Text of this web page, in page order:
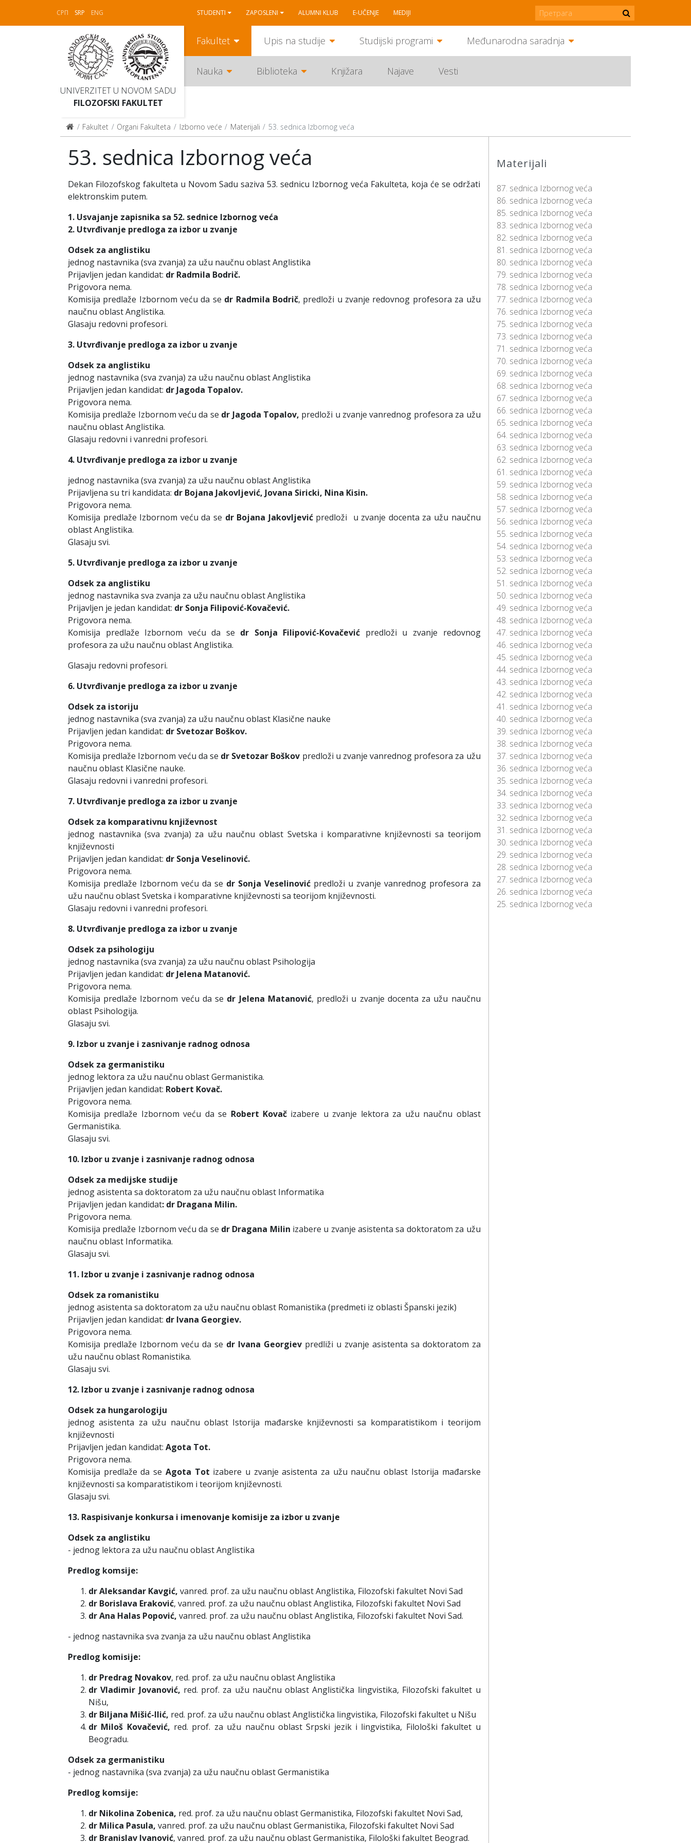
СРП SRP ENG STUDENTI ZAPOSLENI ALUMNI KLUB E-UČENJE MEDIJI
UNIVERZITET U NOVOM SADU
FILOZOFSKI FAKULTET
Fakultet Upis na studije Studijski programi Međunarodna saradnja
Nauka Biblioteka Knjižara Najave Vesti
Fakultet Organi Fakulteta Izborno veće Materijali 53. sednica Izbornog veća
Materijali
87. sednica Izbornog veća
86. sednica Izbornog veća
85. sednica Izbornog veća
83. sednica Izbornog veća
82. sednica Izbornog veća
81. sednica Izbornog veća
80. sednica Izbornog veća
79. sednica Izbornog veća
78. sednica Izbornog veća
77. sednica Izbornog veća
76. sednica Izbornog veća
75. sednica Izbornog veća
73. sednica Izbornog veća
71. sednica Izbornog veća
70. sednica Izbornog veća
69. sednica Izbornog veća
68. sednica Izbornog veća
67. sednica Izbornog veća
66. sednica Izbornog veća
65. sednica Izbornog veća
64. sednica Izbornog veća
63. sednica Izbornog veća
62. sednica Izbornog veća
61. sednica Izbornog veća
59. sednica Izbornog veća
58. sednica Izbornog veća
57. sednica Izbornog veća
56. sednica Izbornog veća
55. sednica Izbornog veća
54. sednica Izbornog veća
53. sednica Izbornog veća
52. sednica Izbornog veća
51. sednica Izbornog veća
50. sednica Izbornog veća
49. sednica Izbornog veća
48. sednica Izbornog veća
47. sednica Izbornog veća
46. sednica Izbornog veća
45. sednica Izbornog veća
44. sednica Izbornog veća
43. sednica Izbornog veća
42. sednica Izbornog veća
41. sednica Izbornog veća
40. sednica Izbornog veća
39. sednica Izbornog veća
38. sednica Izbornog veća
37. sednica Izbornog veća
36. sednica Izbornog veća
35. sednica Izbornog veća
34. sednica Izbornog veća
33. sednica Izbornog veća
32. sednica Izbornog veća
31. sednica Izbornog veća
30. sednica Izbornog veća
29. sednica Izbornog veća
28. sednica Izbornog veća
27. sednica Izbornog veća
26. sednica Izbornog veća
25. sednica Izbornog veća
53. sednica Izbornog veća
Dekan Filozofskog fakulteta u Novom Sadu saziva 53. sednicu Izbornog veća Fakulteta, koja će se održati
elektronskim putem.
1. Usvajanje zapisnika sa 52. sednice Izbornog veća
2. Utvrđivanje predloga za izbor u zvanje
Odsek za anglistiku
jednog nastavnika (sva zvanja) za užu naučnu oblast Anglistika
Prijavljen jedan kandidat: dr Radmila Bodrič.
Prigovora nema.
Komisija predlaže Izbornom veću da se dr Radmila Bodrič, predloži u zvanje redovnog profesora za užu
naučnu oblast Anglistika.
Glasaju redovni profesori.
3. Utvrđivanje predloga za izbor u zvanje
Odsek za anglistiku
jednog nastavnika (sva zvanja) za užu naučnu oblast Anglistika
Prijavljen jedan kandidat: dr Jagoda Topalov.
Prigovora nema.
Komisija predlaže Izbornom veću da se dr Jagoda Topalov, predloži u zvanje vanrednog profesora za užu
naučnu oblast Anglistika.
Glasaju redovni i vanredni profesori.
4. Utvrđivanje predloga za izbor u zvanje
jednog nastavnika (sva zvanja) za užu naučnu oblast Anglistika
Prijavljena su tri kandidata: dr Bojana Jakovljević, Jovana Siricki, Nina Kisin.
Prigovora nema.
Komisija predlaže Izbornom veću da se dr Bojana Jakovljevićpredloži u zvanje docenta za užu naučnu
oblast Anglistika.
Glasaju svi.
5. Utvrđivanje predloga za izbor u zvanje
Odsek za anglistiku
jednog nastavnika sva zvanja za užu naučnu oblast Anglistika
Prijavljen je jedan kandidat: dr Sonja Filipović-Kovačević.
Prigovora nema.
Komisija predlaže Izbornom veću da se dr Sonja Filipović-Kovačević predloži u zvanje redovnog
profesora za užu naučnu oblast Anglistika.
Glasaju redovni profesori.
6. Utvrđivanje predloga za izbor u zvanje
Odsek za istoriju
jednog nastavnika (sva zvanja) za užu naučnu oblast Klasične nauke
Prijavljen jedan kandidat: dr Svetozar Boškov.
Prigovora nema.
Komisija predlaže Izbornom veću da se dr Svetozar Boškov predloži u zvanje vanrednog profesora za užu
naučnu oblast Klasične nauke.
Glasaju redovni i vanredni profesori.
7. Utvrđivanje predloga za izbor u zvanje
Odsek za komparativnu književnost
jednog nastavnika (sva zvanja) za užu naučnu oblast Svetska i komparativne književnosti sa teorijom
književnosti
Prijavljen jedan kandidat: dr Sonja Veselinović.
Prigovora nema.
Komisija predlaže Izbornom veću da se dr Sonja Veselinović predloži u zvanje vanrednog profesora za
užu naučnu oblast Svetska i komparativne književnosti sa teorijom književnosti.
Glasaju redovni i vanredni profesori.
8. Utvrđivanje predloga za izbor u zvanje
Odsek za psihologiju
jednog nastavnika (sva zvanja) za užu naučnu oblast Psihologija
Prijavljen jedan kandidat: dr Jelena Matanović.
Prigovora nema.
Komisija predlaže Izbornom veću da se dr Jelena Matanović, predloži u zvanje docenta za užu naučnu
oblast Psihologija.
Glasaju svi.
9. Izbor u zvanje i zasnivanje radnog odnosa
Odsek za germanistiku
jednog lektora za užu naučnu oblast Germanistika.
Prijavljen jedan kandidat: Robert Kovač.
Prigovora nema.
Komisija predlaže Izbornom veću da se Robert Kovač izabere u zvanje lektora za užu naučnu oblast
Germanistika.
Glasaju svi.
10. Izbor u zvanje i zasnivanje radnog odnosa
Odsek za medijske studije
jednog asistenta sa doktoratom za užu naučnu oblast Informatika
Prijavljen jedan kandidat: dr Dragana Milin.
Prigovora nema.
Komisija predlaže Izbornom veću da se dr Dragana Milin izabere u zvanje asistenta sa doktoratom za užu
naučnu oblast Informatika.
Glasaju svi.
11. Izbor u zvanje i zasnivanje radnog odnosa
Odsek za romanistiku
jednog asistenta sa doktoratom za užu naučnu oblast Romanistika (predmeti iz oblasti Španski jezik)
Prijavljen jedan kandidat: dr Ivana Georgiev.
Prigovora nema.
Komisija predlaže Izbornom veću da se dr Ivana Georgievpredliži u zvanje asistenta sa doktoratom za
užu naučnu oblast Romanistika.
Glasaju svi.
12. Izbor u zvanje i zasnivanje radnog odnosa
Odsek za hungarologiju
jednog asistenta za užu naučnu oblast Istorija mađarske književnosti sa komparatistikom i teorijom
književnosti
Prijavljen jedan kandidat: Agota Tot.
Prigovora nema.
Komisija predlaže da se Agota Tot izabere u zvanje asistenta za užu naučnu oblast Istorija mađarske
književnosti sa komparatistikom i teorijom književnosti.
Glasaju svi.
13. Raspisivanje konkursa i imenovanje komisije za izbor u zvanje
Odsek za anglistiku
- jednog lektora za užu naučnu oblast Anglistika
Predlog komsije:
dr Aleksandar Kavgić, vanred. prof. za užu naučnu oblast Anglistika, Filozofski fakultet Novi Sad
dr Borislava Eraković, vanred. prof. za užu naučnu oblast Anglistika, Filozofski fakultet Novi Sad
dr Ana Halas Popović, vanred. prof. za užu naučnu oblast Anglistika, Filozofski fakultet Novi Sad.
- jednog nastavnika sva zvanja za užu naučnu oblast Anglistika
Predlog komisije:
dr Predrag Novakov, red. prof. za užu naučnu oblast Anglistika
dr Vladimir Jovanović, red. prof. za užu naučnu oblast Anglistička lingvistika, Filozofski fakultet u
Nišu,
dr Biljana Mišić-Ilić, red. prof. za užu naučnu oblast Anglistička lingvistika, Filozofski fakultet u Nišu
dr Miloš Kovačević, red. prof. za užu naučnu oblast Srpski jezik i lingvistika, Filološki fakultet u
Beogradu.
Odsek za germanistiku
- jednog nastavnika (sva zvanja) za užu naučnu oblast Germanistika
Predlog komsije:
dr Nikolina Zobenica, red. prof. za užu naučnu oblast Germanistika, Filozofski fakultet Novi Sad,
dr Milica Pasula, vanred. prof. za užu naučnu oblast Germanistika, Filozofski fakultet Novi Sad
dr Branislav Ivanović, vanred. prof. za užu naučnu oblast Germanistika, Filološki fakultet Beograd.